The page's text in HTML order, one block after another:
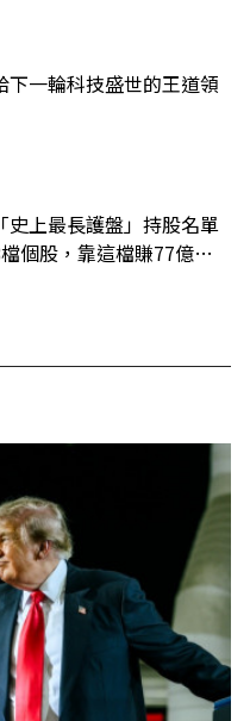
下一輪科技盛世的王道領
史上最長護盤」持股名單
個股，靠這檔賺77億最